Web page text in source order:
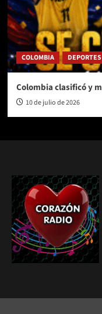
COLOMBIA DEPORTES
Colombia clasificó y
10 de julio de 2026